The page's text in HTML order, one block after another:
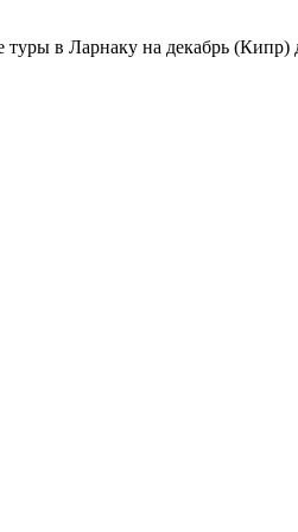
в Ларнаку на декабрь (Кипр)